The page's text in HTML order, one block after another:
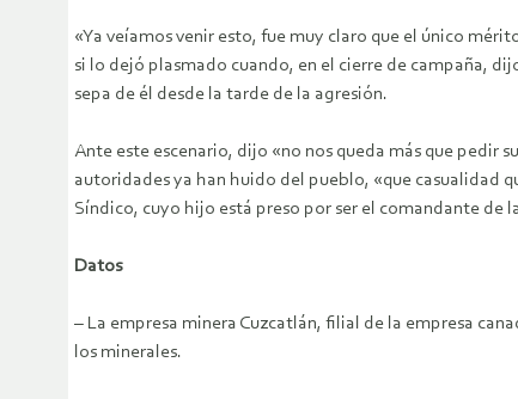
«Ya veíamos venir esto, fue muy claro que el único
si lo dejó plasmado cuando, en el cierre de campaña,
sepa de él desde la tarde de la agresión.
Ante este escenario, dijo «no nos queda más que pedir
autoridades ya han huido del pueblo, «que casualidad
Síndico, cuyo hijo está preso por ser el comandante de
Datos
– La empresa minera Cuzcatlán, filial de la empresa
los minerales.